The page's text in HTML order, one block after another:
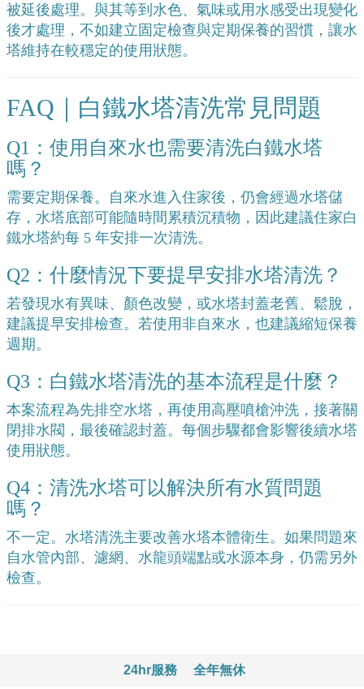
被延後處理。與其等到水色、氣味或用水感受出現變化
後才處理，不如建立固定檢查與定期保養的習慣，讓水
塔維持在較穩定的使用狀態。
FAQ｜白鐵水塔清洗常見問題
Q1：使用自來水也需要清洗白鐵水塔
嗎？
需要定期保養。自來水進入住家後，仍會經過水塔儲
存，水塔底部可能隨時間累積沉積物，因此建議住家白
鐵水塔約每 5 年安排一次清洗。
Q2：什麼情況下要提早安排水塔清洗？
若發現水有異味、顏色改變，或水塔封蓋老舊、鬆脫，
建議提早安排檢查。若使用非自來水，也建議縮短保養
週期。
Q3：白鐵水塔清洗的基本流程是什麼？
本案流程為先排空水塔，再使用高壓噴槍沖洗，接著關
閉排水閥，最後確認封蓋。每個步驟都會影響後續水塔
使用狀態。
Q4：清洗水塔可以解決所有水質問題
嗎？
不一定。水塔清洗主要改善水塔本體衛生。如果問題來
自水管內部、濾網、水龍頭端點或水源本身，仍需另外
檢查。
24hr服務 全年無休